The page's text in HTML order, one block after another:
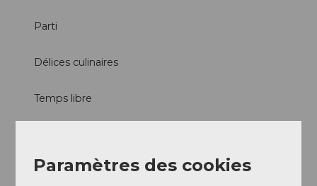
Parti
Délices culinaires
Temps libre
Autres
Paramètres des cookies